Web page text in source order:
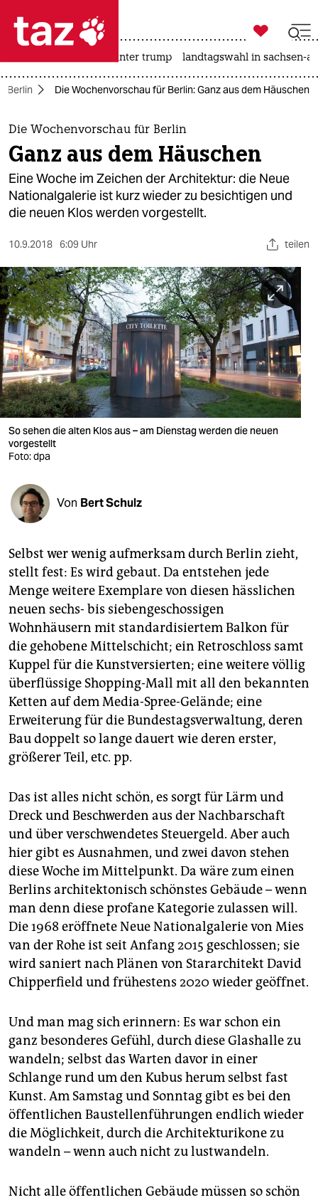
 taz zahl ich
taz zahl ich
themen
politik
öko
sport
berlin
nord
wahrheit
verlag
verlag
shop
fragen & hilfe
unterstützen
abo
genossenschaft
epaper login

taz zahl ich
usa unter trump landtagswahl in sachsen-
Berlin Die Wochenvorschau für Berlin: Ganz aus dem Häuschen
Die Wochenvorschau für Berlin
Ganz aus dem Häuschen
Eine Woche im Zeichen der Architektur: die Neue
Nationalgalerie ist kurz wieder zu besichtigen und
die neuen Klos werden vorgestellt.
10.9.2018 6:09 Uhr teilen
So sehen die alten Klos aus – am Dienstag werden die neuen
vorgestellt
Foto: dpa
Von Bert Schulz
Selbst wer wenig aufmerksam durch Berlin zieht,
stellt fest: Es wird gebaut. Da entstehen jede
Menge weitere Exemplare von diesen hässlichen
neuen sechs- bis siebengeschossigen
Wohnhäusern mit standardisiertem Balkon für
die gehobene Mittelschicht; ein Re­troschloss samt
Kuppel für die Kunstversierten; eine weitere völlig
überflüssige Shopping-Mall mit all den bekannten
Ketten auf dem Media-Spree-Gelände; eine
Erweiterung für die Bundestagsverwaltung, deren
Bau doppelt so lange dauert wie deren erster,
größerer Teil, etc. pp.
Das ist alles nicht schön, es sorgt für Lärm und
Dreck und Beschwerden aus der Nachbarschaft
und über verschwendetes Steuergeld. Aber auch
hier gibt es Ausnahmen, und zwei davon stehen
diese Woche im Mittelpunkt. Da wäre zum einen
Berlins architektonisch schönstes Gebäude – wenn
man denn diese profane Kategorie zulassen will.
Die 1968 eröffnete Neue Nationalgalerie von Mies
van der Rohe ist seit Anfang 2015 geschlossen; sie
wird saniert nach Plänen von Stararchitekt David
Chipperfield und frühestens 2020 wieder geöffnet.
Und man mag sich erinnern: Es war schon ein
ganz besonderes Gefühl, durch diese Glashalle zu
wandeln; selbst das Warten davor in einer
Schlange rund um den Kubus herum selbst fast
Kunst. Am Samstag und Sonntag gibt es bei den
öffentlichen Baustellenführungen endlich wieder
die Möglichkeit, durch die Architekturikone zu
wandeln – wenn auch nicht zu lustwandeln.
Nicht alle öffentlichen Gebäude müssen so schön